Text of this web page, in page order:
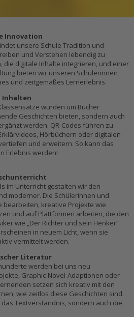
Innovation
unsere Schule Tradition und
und Verstehen lebendig zu
die digitale Inhalte integrieren, und einer
bieten wir unseren Schülerinnen
und zeitgemäßes Lernerlebnis.
Inhalten
wurden um Bücher
Geschichten bieten, sondern auch
werden. QR-Codes führen zu
Hörbüchern oder digitalen
und erweitern. So kann das
Erlebnis werden!
im Unterricht gestalten wir den
moderner. Die Schülerinnen und
bearbeiten, kreative Projekte wie
und auf Plattformen arbeiten, die den
wie „Der Richter und sein Henker“
in neuem Licht, wenn sie
vermittelt werden.
Literatur
werden bei uns neu
Graphic-Novel-Adaptionen oder
setzen sich kreativ mit den
wie zeitlos diese Geschichten sind.
Textverständnis, sondern auch die